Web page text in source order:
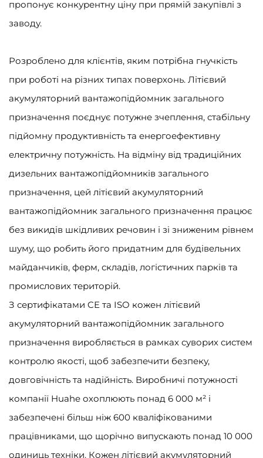
пропонує конкурентну ціну при прямій закупівлі з
заводу.
Розроблено для клієнтів, яким потрібна гнучкість
при роботі на різних типах поверхонь. Літієвий
акумуляторний вантажопідйомник загального
призначення поєднує потужне зчеплення, стабільну
підйомну продуктивність та енергоефективну
електричну потужність. На відміну від традиційних
дизельних вантажопідйомників загального
призначення, цей літієвий акумуляторний
вантажопідйомник загального призначення працює
без викидів шкідливих речовин і зі зниженим рівнем
шуму, що робить його придатним для будівельних
майданчиків, ферм, складів, логістичних парків та
промислових територій.
З сертифікатами CE та ISO кожен літієвий
акумуляторний вантажопідйомник загального
призначення виробляється в рамках суворих систем
контролю якості, щоб забезпечити безпеку,
довговічність та надійність. Виробничі потужності
компанії Huahe охоплюють понад 6 000 м² і
забезпечені більш ніж 600 кваліфікованими
працівниками, що щорічно випускають понад 10 000
одиниць техніки. Кожен літієвий акумуляторний